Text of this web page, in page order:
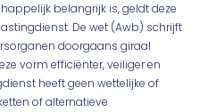
belangrijk is, geldt deze
De wet (Awb) schrijft
doorgaans giraal
vorm efficiënter, veiliger en
heeft geen wettelijke of
of alternatieve